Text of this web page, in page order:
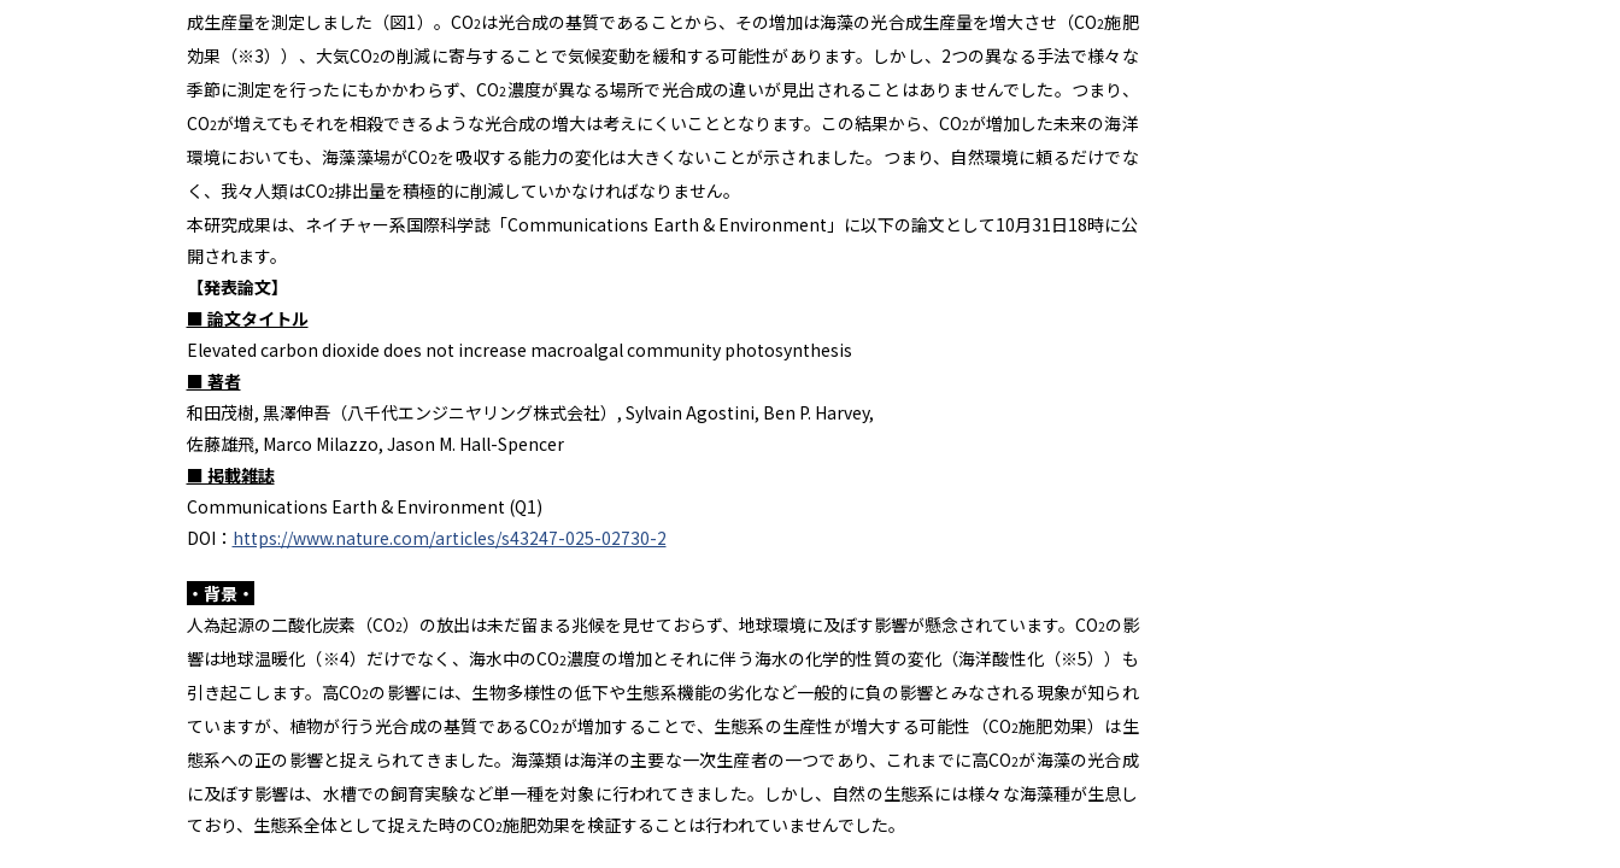
成生産量を測定しました（図1）。CO2 は光合成の基質であることから、その増加は海藻の光合成生産量を増大させ（CO2施肥
効果（※3））、大気CO2の削減に寄与することで気候変動を緩和する可能性があります。しかし、2つの異なる手法で様々な
季節に測定を行ったにもかかわらず、CO2濃度が異なる場所で光合成の違いが見出されることはありませんでした。つまり、
CO2が増えてもそれを相殺できるような光合成の増大は考えにくいこととなります。この結果から、CO2が増加した未来の海洋
環境においても、海藻藻場がCO2を吸収する能力の変化は大きくないことが示されました。つまり、自然環境に頼るだけでな
く、我々人類はCO2排出量を積極的に削減していかなければなりません。
本研究成果は、ネイチャー系国際科学誌「Communications Earth & Environment」に以下の論文として10月31日18時に公
開されます。
【発表論文】
■ 論文タイトル
Elevated carbon dioxide does not increase macroalgal community photosynthesis
■ 著者
和田茂樹, 黒澤伸吾（八千代エンジニヤリング株式会社） , Sylvain Agostini, Ben P. Harvey,
佐藤雄飛, Marco Milazzo, Jason M. Hall-Spencer
■ 掲載雑誌
Communications Earth & Environment (Q1)
DOI： https://www.nature.com/articles/s43247-025-02730-2
・背景・
人為起源の二酸化炭素（CO2）の放出は未だ留まる兆候を見せておらず、地球環境に及ぼす影響が懸念されています。CO2の影
響は地球温暖化（※4）だけでなく、海水中のCO2濃度の増加とそれに伴う海水の化学的性質の変化（海洋酸性化（※5））も
引き起こします。高CO2の影響には、生物多様性の低下や生態系機能の劣化など一般的に負の影響とみなされる現象が知られ
ていますが、植物が行う光合成の基質であるCO2が増加することで、生態系の生産性が増大する可能性（CO2施肥効果）は生
態系への正の影響と捉えられてきました。海藻類は海洋の主要な一次生産者の一つであり、これまでに高CO2が海藻の光合成
に及ぼす影響は、水槽での飼育実験など単一種を対象に行われてきました。しかし、自然の生態系には様々な海藻種が生息し
ており、生態系全体として捉えた時のCO2施肥効果を検証することは行われていませんでした。